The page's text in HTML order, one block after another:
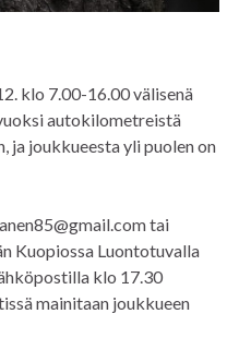
klo 7.00-16.00 välisenä
autokilometreistä
ja joukkueesta yli puolen on
tai
Kuopiossa Luontotuvalla
klo 17.30
mainitaan joukkueen